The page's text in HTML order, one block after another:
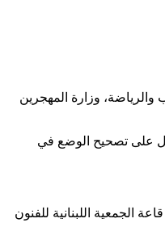
للادارات التالية: وزارة الصناعة، وزارة الشباب والرياضة، وزارة المهجرين
على تصحيح الوضع في
الجمعية اللبنانية للفنون